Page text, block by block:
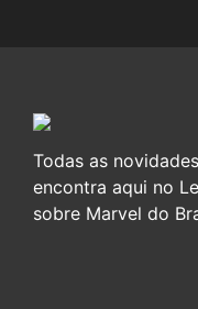
Todas as
encontra aqui no
sobre Marvel do